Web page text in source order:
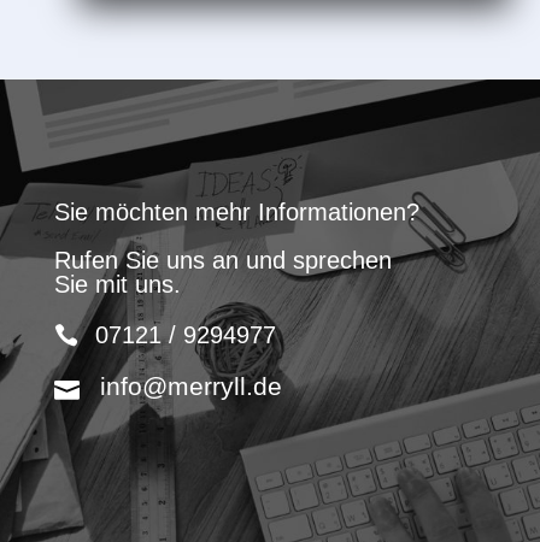
Sie möchten mehr Informationen?
Rufen Sie uns an und sprechen
Sie mit uns.
07121 / 9294977
info@merryll.de